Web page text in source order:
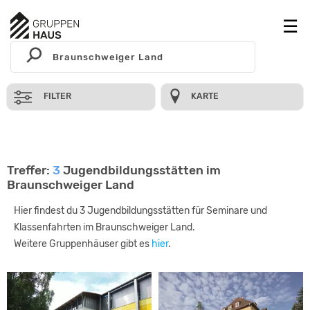
FILTER KARTE
Treffer: 3 Jugendbildungsstätten im
Braunschweiger Land
Hier findest du 3 Jugendbildungsstätten für Seminare und
Klassenfahrten im Braunschweiger Land.
Weitere Gruppenhäuser gibt es hier.